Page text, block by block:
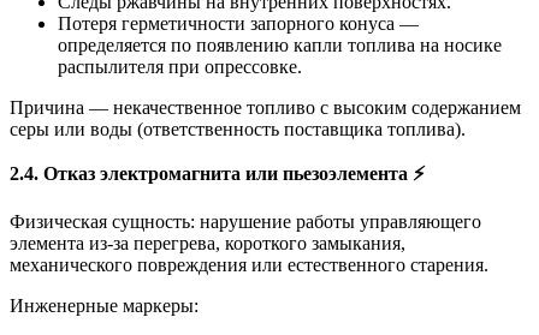
Потеря герметичности запорного конуса —
определяется по появлению капли топлива на носике
распылителя при опрессовке.
Причина — некачественное топливо с высоким содержанием
серы или воды (ответственность поставщика топлива).
2.4. Отказ электромагнита или пьезоэлемента ⚡
Физическая сущность: нарушение работы управляющего
элемента из-за перегрева, короткого замыкания,
механического повреждения или естественного старения.
Инженерные маркеры: